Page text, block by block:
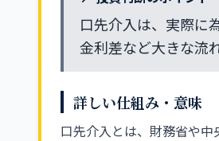
口先介入は、実際に
金利差など大きな流
詳しい仕組み・意味
口先介入とは、財務省や